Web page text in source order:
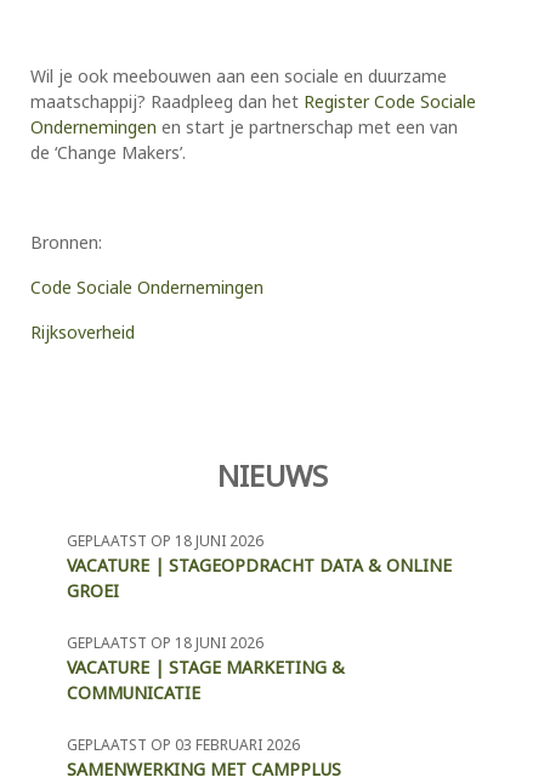
Wil je ook meebouwen aan een sociale en duurzame
maatschappij? Raadpleeg dan het Register Code Sociale
Ondernemingen en start je partnerschap met een van
de ‘Change Makers’.
Bronnen:
Code Sociale Ondernemingen
Rijksoverheid
NIEUWS
GEPLAATST OP 18 JUNI 2026
VACATURE | STAGEOPDRACHT DATA & ONLINE
GROEI
GEPLAATST OP 18 JUNI 2026
VACATURE | STAGE MARKETING &
COMMUNICATIE
GEPLAATST OP 03 FEBRUARI 2026
SAMENWERKING MET CAMPPLUS